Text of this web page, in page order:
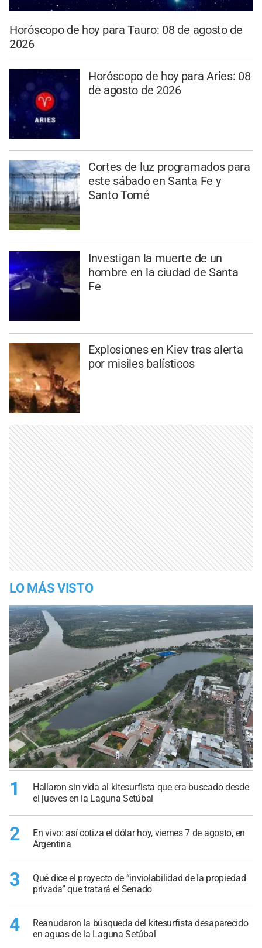
Horóscopo de hoy para Tauro: 08 de agosto de
2026
Horóscopo de hoy para Aries: 08
de agosto de 2026
Cortes de luz programados para
este sábado en Santa Fe y
Santo Tomé
Investigan la muerte de un
hombre en la ciudad de Santa
Fe
Explosiones en Kiev tras alerta
por misiles balísticos
LO MÁS VISTO
1
Hallaron sin vida al kitesurfista que era buscado desde
el jueves en la Laguna Setúbal
2
En vivo: así cotiza el dólar hoy, viernes 7 de agosto, en
Argentina
3
Qué dice el proyecto de “inviolabilidad de la propiedad
privada” que tratará el Senado
4
Reanudaron la búsqueda del kitesurfista desaparecido
en aguas de la Laguna Setúbal